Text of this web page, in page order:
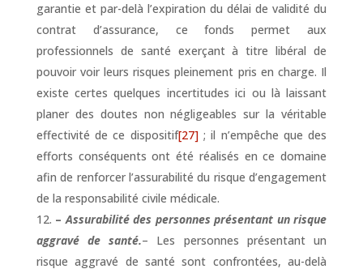
garantie et par-delà l’expiration du délai de validité du
contrat d’assurance, ce fonds permet aux
professionnels de santé exerçant à titre libéral de
pouvoir voir leurs risques pleinement pris en charge. Il
existe certes quelques incertitudes ici ou là laissant
planer des doutes non négligeables sur la véritable
effectivité de ce dispositif[27]; il n’empêche que des
efforts conséquents ont été réalisés en ce domaine
afin de renforcer l’assurabilité du risque d’engagement
de la responsabilité civile médicale.
–Assurabilité des personnes présentant un risque
aggravé de santé.– Les personnes présentant un
risque aggravé de santé sont confrontées, au-delà